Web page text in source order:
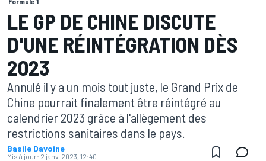
LE GP DE CHINE DISCUTE
D'UNE RÉINTÉGRATION DÈS
2023
Annulé il y a un mois tout juste, le Grand Prix de
Chine pourrait finalement être réintégré au
calendrier 2023 grâce à l'allègement des
restrictions sanitaires dans le pays.
Basile Davoine
Mis à jour: 2 janv. 2023, 12:40